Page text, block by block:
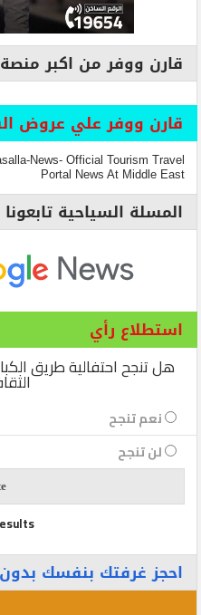
قارن ووفر من اكبر
قارن ووفر علي عروض
News- Official Tourism Travel
Portal News At Middle East
المسلة السياحية
استطلاع رأي
هل تنجح احتفالية طريق
نعم تنجح
لن تنجح
احجز غرفتك بنفسك